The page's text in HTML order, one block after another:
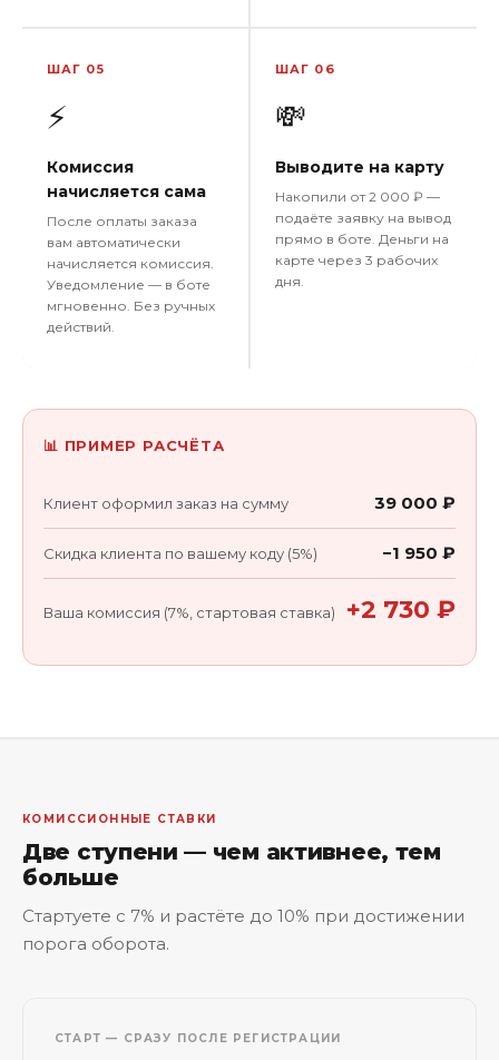
ШАГ 05
⚡
Комиссия
начисляется сама
После оплаты заказа
вам автоматически
начисляется комиссия.
Уведомление — в боте
мгновенно. Без ручных
действий.
ШАГ 06
💸
Выводите на карту
Накопили от 2 000 ₽ —
подаёте заявку на вывод
прямо в боте. Деньги на
карте через 3 рабочих
дня.
📊 ПРИМЕР РАСЧЁТА
Клиент оформил заказ на сумму 39 000 ₽
Скидка клиента по вашему коду (5%) −1 950 ₽
Ваша комиссия (7%, стартовая ставка) +2 730 ₽
КОМИССИОННЫЕ СТАВКИ
Две ступени — чем активнее, тем
больше
Стартуете с 7% и растёте до 10% при достижении
порога оборота.
СТАРТ — СРАЗУ ПОСЛЕ РЕГИСТРАЦИИ